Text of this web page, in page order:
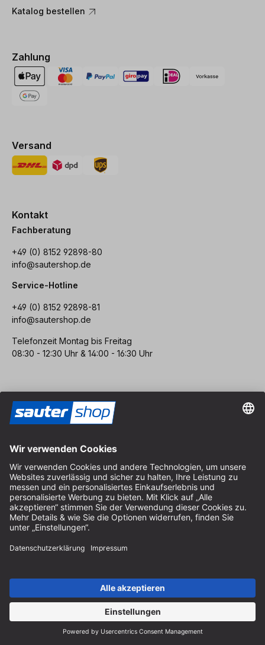
Katalog bestellen
Zahlung
Versand
Kontakt
Fachberatung
+49 (0) 8152 92898-80
info@sautershop.de
Service-Hotline
+49 (0) 8152 92898-81
info@sautershop.de
Telefonzeit Montag bis Freitag
08:30 - 12:30 Uhr & 14:00 - 16:30 Uhr
Anschrift
Store / Ladengeschäft
Arzbergerstraße 4
Deutschland
Anfahrt
Öffnungszeiten vor Ort
Montag bis Freitag
Hinweise zur Batterieentsorgung